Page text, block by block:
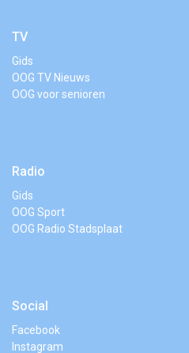
TV
Gids
OOG TV Nieuws
OOG voor senioren
Radio
Gids
OOG Sport
OOG Radio Stadsplaat
Social
Facebook
Instagram